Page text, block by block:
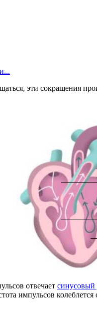
эти сокращения
отвечает синусовый
импульсов